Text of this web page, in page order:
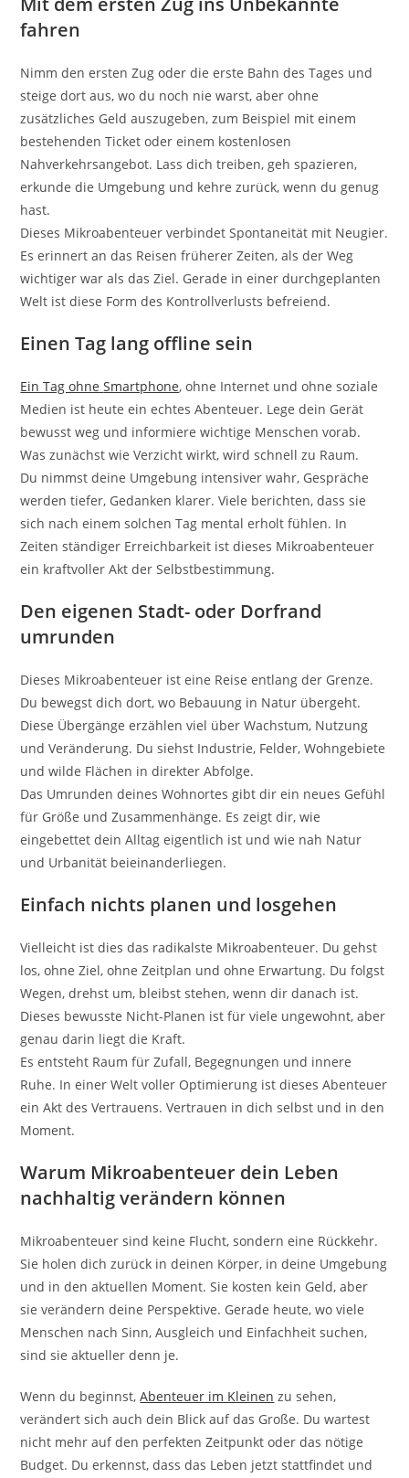
fahren
Nimm den ersten Zug oder die erste Bahn des Tages und
steige dort aus, wo du noch nie warst, aber ohne
zusätzliches Geld auszugeben, zum Beispiel mit einem
bestehenden Ticket oder einem kostenlosen
Nahverkehrsangebot. Lass dich treiben, geh spazieren,
erkunde die Umgebung und kehre zurück, wenn du genug
hast.
Dieses Mikroabenteuer verbindet Spontaneität mit Neugier.
Es erinnert an das Reisen früherer Zeiten, als der Weg
wichtiger war als das Ziel. Gerade in einer durchgeplanten
Welt ist diese Form des Kontrollverlusts befreiend.
Einen Tag lang offline sein
Ein Tag ohneSmartphone, ohne Internet und ohne soziale
Medien ist heute ein echtes Abenteuer. Lege dein Gerät
bewusst weg und informiere wichtige Menschen vorab.
Was zunächst wie Verzicht wirkt, wird schnell zu Raum.
Du nimmst deine Umgebung intensiver wahr, Gespräche
werden tiefer, Gedanken klarer. Viele berichten, dass sie
sich nach einem solchen Tag mental erholt fühlen. In
Zeiten ständiger Erreichbarkeit ist dieses Mikroabenteuer
ein kraftvoller Akt der Selbstbestimmung.
Den eigenen Stadt- oder Dorfrand
umrunden
Dieses Mikroabenteuer ist eine Reise entlang der Grenze.
Du bewegst dich dort, wo Bebauung in Natur übergeht.
Diese Übergänge erzählen viel über Wachstum, Nutzung
und Veränderung. Du siehst Industrie, Felder, Wohngebiete
und wilde Flächen in direkter Abfolge.
Das Umrunden deines Wohnortes gibt dir ein neues Gefühl
für Größe und Zusammenhänge. Es zeigt dir, wie
eingebettet dein Alltag eigentlich ist und wie nah Natur
und Urbanität beieinanderliegen.
Einfach nichts planen und losgehen
Vielleicht ist dies das radikalste Mikroabenteuer. Du gehst
los, ohne Ziel, ohne Zeitplan und ohne Erwartung. Du folgst
Wegen, drehst um, bleibst stehen, wenn dir danach ist.
Dieses bewusste Nicht-Planen ist für viele ungewohnt, aber
genau darin liegt die Kraft.
Es entsteht Raum für Zufall, Begegnungen und innere
Ruhe. In einer Welt voller Optimierung ist dieses Abenteuer
ein Akt des Vertrauens. Vertrauen in dich selbst und in den
Moment.
Warum Mikroabenteuer dein Leben
nachhaltig verändern können
Mikroabenteuer sind keine Flucht, sondern eine Rückkehr.
Sie holen dich zurück in deinen Körper, in deine Umgebung
und in den aktuellen Moment. Sie kosten kein Geld, aber
sie verändern deine Perspektive. Gerade heute, wo viele
Menschen nach Sinn, Ausgleich und Einfachheit suchen,
sind sie aktueller denn je.
Wenn du beginnst,Abenteuer im Kleinen zu sehen,
verändert sich auch dein Blick auf das Große. Du wartest
nicht mehr auf den perfekten Zeitpunkt oder das nötige
Budget. Du erkennst, dass das Leben jetzt stattfindet und